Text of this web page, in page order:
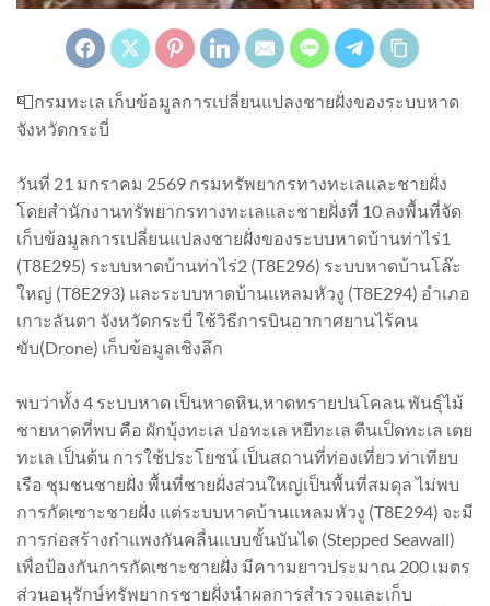
📮กรมทะเล เก็บข้อมูลการเปลี่ยนแปลงชายฝั่งของระบบหาด
จังหวัดกระบี่
วันที่ 21 มกราคม 2569 กรมทรัพยากรทางทะเลและชายฝั่ง
โดยสำนักงานทรัพยากรทางทะเลและชายฝั่งที่ 10 ลงพื้นที่จัด
เก็บข้อมูลการเปลี่ยนแปลงชายฝั่งของระบบหาดบ้านท่าไร่1
(T8E295) ระบบหาดบ้านท่าไร่2 (T8E296) ระบบหาดบ้านโล๊ะ
ใหญ่ (T8E293) และระบบหาดบ้านแหลมหัวงู (T8E294) อำเภอ
เกาะลันตา จังหวัดกระบี่ ใช้วิธีการบินอากาศยานไร้คน
ขับ(Drone) เก็บข้อมูลเชิงลึก
พบว่าทั้ง 4 ระบบหาด เป็นหาดหิน,หาดทรายปนโคลน พันธุ์ไม้
ชายหาดที่พบ คือ ผักบุ้งทะเล ปอทะเล หยีทะเล ตีนเป็ดทะเล เตย
ทะเล เป็นต้น การใช้ประโยชน์ เป็นสถานที่ท่องเที่ยว ท่าเทียบ
เรือ ชุมชนชายฝั่ง พื้นที่ชายฝั่งส่วนใหญ่เป็นพื้นที่สมดุล ไม่พบ
การกัดเซาะชายฝั่ง แต่ระบบหาดบ้านแหลมหัวงู (T8E294) จะมี
การก่อสร้างกำแพงกันคลื่นแบบขั้นบันได (Stepped Seawall)
เพื่อป้องกันการกัดเซาะชายฝั่ง มีคาามยาวประมาณ 200 เมตร
ส่วนอนุรักษ์ทรัพยากรชายฝั่งนำผลการสำรวจและเก็บ